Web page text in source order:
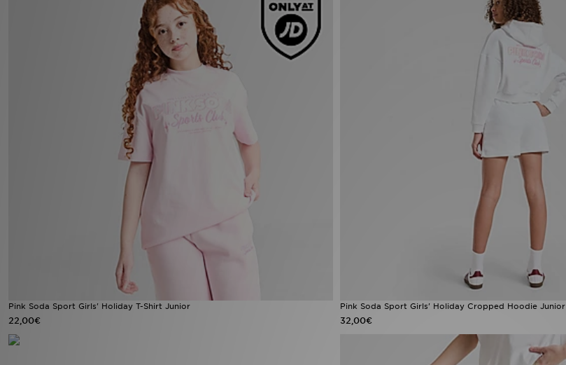
Pink Soda Sport Girls' Holiday T-Shirt Junior
22,00€
Pink Soda Sport Girls' Holiday Cropped Hoodie Junior
32,00€